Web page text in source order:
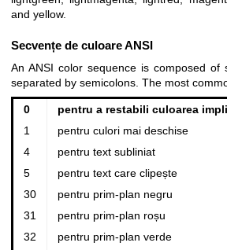
and yellow.
Secvențe de culoare ANSI
An ANSI color sequence is composed of
separated by semicolons. The most
0
pentru a restabili culoarea
1
pentru culori mai deschise
4
pentru text subliniat
5
pentru text care clipește
30
pentru prim-plan negru
31
pentru prim-plan roșu
32
pentru prim-plan verde